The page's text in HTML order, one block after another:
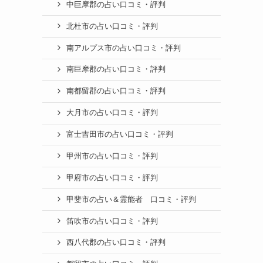
中巨摩郡の占い口コミ・評判
北杜市の占い口コミ・評判
南アルプス市の占い口コミ・評判
南巨摩郡の占い口コミ・評判
南都留郡の占い口コミ・評判
大月市の占い口コミ・評判
富士吉田市の占い口コミ・評判
甲州市の占い口コミ・評判
甲府市の占い口コミ・評判
甲斐市の占い＆霊能者 口コミ・評判
笛吹市の占い口コミ・評判
西八代郡の占い口コミ・評判